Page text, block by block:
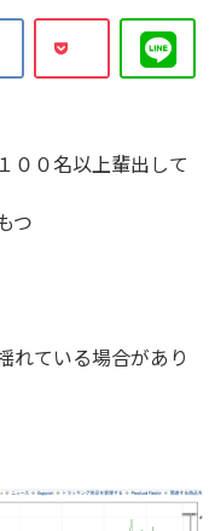
００名以上輩出して
つ
れている場合があり